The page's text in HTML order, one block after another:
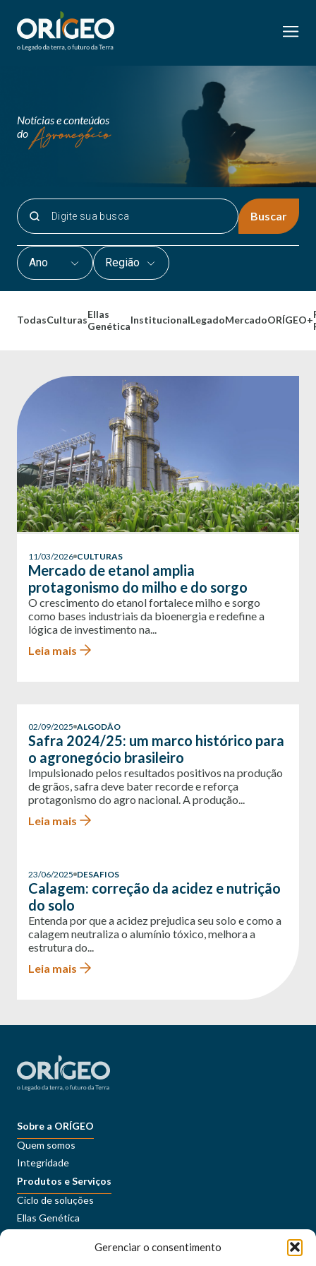
Gerenciar o consentimento
Notícias e conteúdos
do
Buscar
Ano Região
TodasCulturasEllas
GenéticaInstitucionalLegadoMercadoORÍGEO+
11/03/2026 CULTURAS
Mercado de etanol amplia
protagonismo do milho e do sorgo
O crescimento do etanol fortalece milho e sorgo
como bases industriais da bioenergia e redefine a
lógica de investimento na...
Leia mais
02/09/2025 ALGODÃO
Safra 2024/25: um marco histórico para
o agronegócio brasileiro
Impulsionado pelos resultados positivos na produção
de grãos, safra deve bater recorde e reforça
protagonismo do agro nacional. A produção...
Leia mais
23/06/2025 DESAFIOS
Calagem: correção da acidez e nutrição
do solo
Entenda por que a acidez prejudica seu solo e como a
calagem neutraliza o alumínio tóxico, melhora a
estrutura do...
Leia mais
Sobre a ORÍGEO
Quem somos
Integridade
Produtos e Serviços
Ciclo de soluções
Ellas Genética